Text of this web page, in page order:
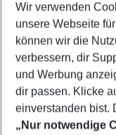
2 Erwachsene
Wir verwenden
unsere Webseite
können wir die
verbessern, dir
und Werbung
dir passen. Klicke
einverstanden bist.
„Nur notwendige